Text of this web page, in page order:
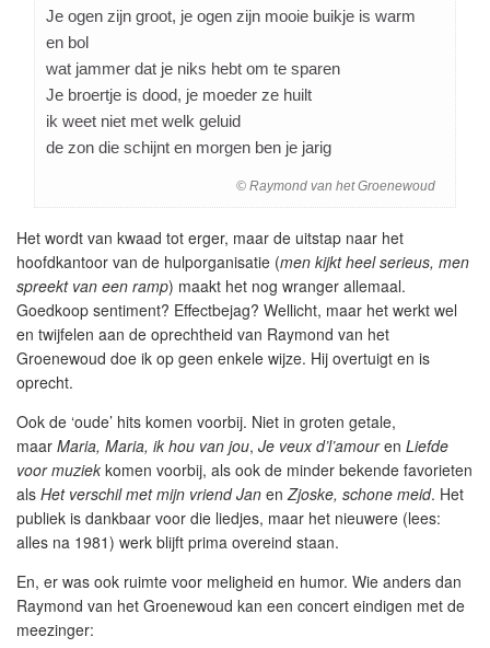
Je ogen zijn groot, je ogen zijn mooie buikje is warm
en bol
wat jammer dat je niks hebt om te sparen
Je broertje is dood, je moeder ze huilt
ik weet niet met welk geluid
de zon die schijnt en morgen ben je jarig
© Raymond van het Groenewoud
Het wordt van kwaad tot erger, maar de uitstap naar het
hoofdkantoor van de hulporganisatie (men kijkt heel serieus, men
spreekt van een ramp) maakt het nog wranger allemaal.
Goedkoop sentiment? Effectbejag? Wellicht, maar het werkt wel
en twijfelen aan de oprechtheid van Raymond van het
Groenewoud doe ik op geen enkele wijze. Hij overtuigt en is
oprecht.
Ook de ‘oude’ hits komen voorbij. Niet in groten getale,
maar Maria, Maria, ik hou van jou, Je veux d’l’amouren Liefde
voor muziek komen voorbij, als ook de minder bekende favorieten
als Het verschil met mijn vriend Jan enZjoske, schone meid. Het
publiek is dankbaar voor die liedjes, maar het nieuwere (lees:
alles na 1981) werk blijft prima overeind staan.
En, er was ook ruimte voor meligheid en humor. Wie anders dan
Raymond van het Groenewoud kan een concert eindigen met de
meezinger: